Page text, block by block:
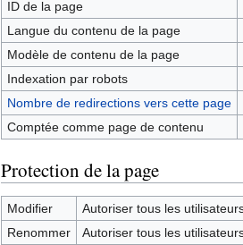
ID de la page
Langue du contenu de la page
Modèle de contenu de la page
Indexation par robots
Nombre de redirections vers cette page
Comptée comme page de contenu
Protection de la page
Modifier
Autoriser tous les
Renommer
Autoriser tous les